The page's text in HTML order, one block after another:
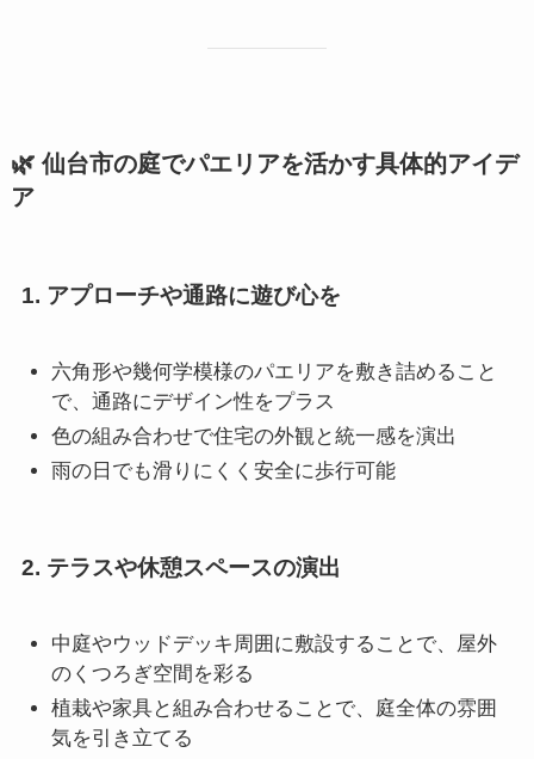
🌿 仙台市の庭でパエリアを活かす具体的アイデ
ア
1. アプローチや通路に遊び心を
六角形や幾何学模様のパエリアを敷き詰めること
で、通路にデザイン性をプラス
色の組み合わせで住宅の外観と統一感を演出
雨の日でも滑りにくく安全に歩行可能
2. テラスや休憩スペースの演出
中庭やウッドデッキ周囲に敷設することで、屋外
のくつろぎ空間を彩る
植栽や家具と組み合わせることで、庭全体の雰囲
気を引き立てる